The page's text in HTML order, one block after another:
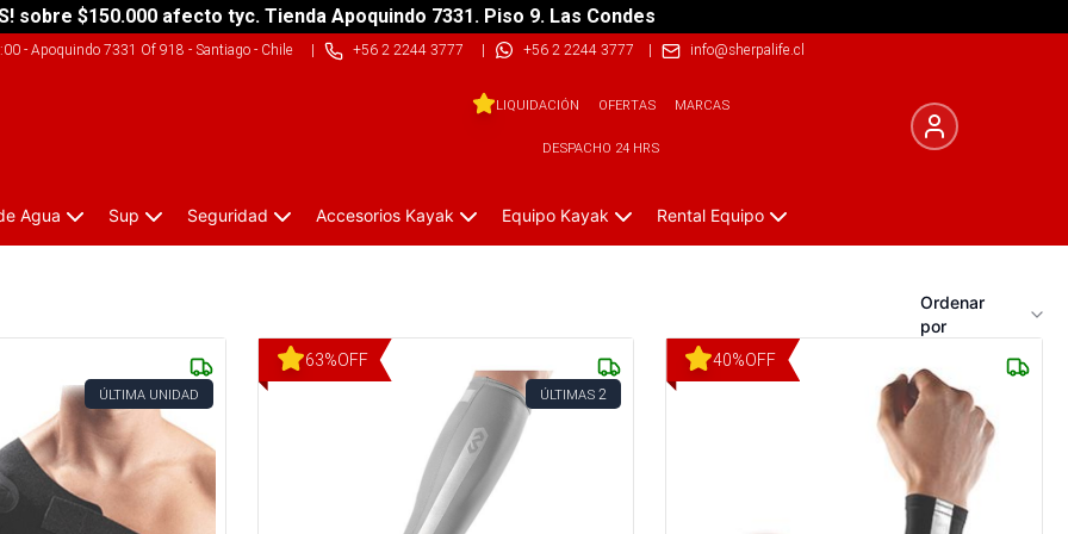
sobre $150.000 afecto tyc. Tienda Apoquindo 7331. Piso 9. Las Condes
- Apoquindo 7331 Of 918 - Santiago - Chile| +56 2 2244 3777 | +56 2 2244 3777 | info@sherpalife.cl
LIQUIDACIÓN OFERTAS MARCAS
DESPACHO 24 HRS
Agua Sup Seguridad Accesorios Kayak Equipo Kayak Rental Equipo
Ordenar
por
ÚLTIMA UNIDAD
63%OFF
ÚLTIMAS 2
40%OFF